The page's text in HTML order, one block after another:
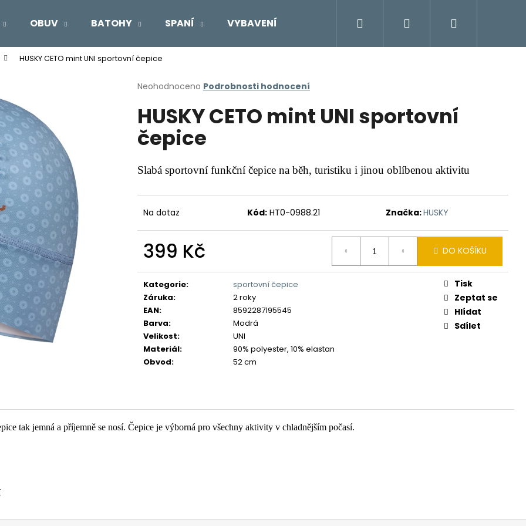
OBUV BATOHY SPANÍ VYBAVENÍ Moje objednávka
Přihlášení
HUSKY CETO mint UNI sportovní čepice
Průměrné
produktu
je
0,0
z
hvězdiček.
Neohodnoceno Podrobnosti hodnocení
HUSKY CETO mint UNI sportovní
čepice
Slabá sportovní funkční čepice na běh, turistiku i jinou oblíbenou aktivitu
Na dotaz Kód: HT0-0988.21 Značka:HUSKY
399 Kč
cena:
DO KOŠÍKU
Kategorie:
sportovní čepice
Záruka:
2 roky
EAN:
8592287195545
Barva:
Modrá
Velikost:
UNI
Materiál:
90% polyester, 10% elastan
Obvod: 52 cm
Tisk
Zeptat se
Hlídat
Sdílet
tak jemná a příjemně se nosí. Čepice je výborná pro všechny aktivity v chladnějším počasí.
Co potřebujete najít?
HLEDAT
Doporučujeme